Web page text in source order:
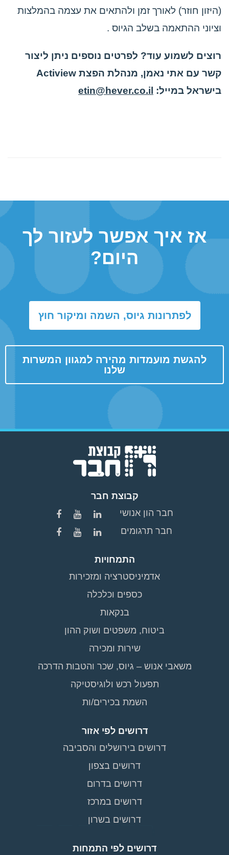
(היזון חוזר) לאורך זמן ולהתאים את עצמה בהמלצות
וציוני ההתאמה בשלב הגיוס .
רוצים לשמוע עוד? לפרטים נוספים ניתן ליצור
קשר עם אתי נאמן, מנהלת הפצת Actiview
בישראל במייל: etin@hever.co.il
אז איך אפשר לעזור לך
היום?
לפתרונות גיוס, השמה ומיקור חוץ
להגשת מועמדות מהירה למגוון המשרות
שלנו
קבוצת חבר
חבר הון אנושי
חבר תרגומים
התמחויות
אדמיניסטרציה ומזכירות
כספים וכלכלה
בנקאות
ביטוח, משפטים ושוק ההון
שירות ומכירה
משאבי אנוש – גיוס, שכר והטבות הדרכה
תפעול רכש ולוגיסטיקה
השמת בכירים/ות
דרושים לפי אזור
דרושים בירושלים והסביבה
דרושים בצפון
דרושים בדרום
דרושים במרכז
דרושים בשרון
דרושים לפי התמחות